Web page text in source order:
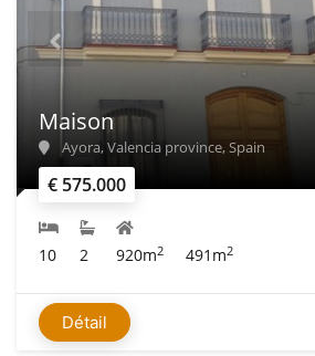
€ 575.000
Maison
Ayora, Valencia province, Spain
10 2 920m2 491m2
Détail